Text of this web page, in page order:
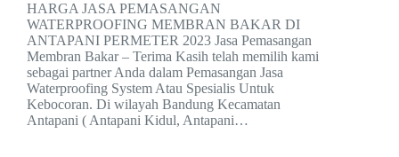
HARGA JASA PEMASANGAN
WATERPROOFING MEMBRAN BAKAR DI
ANTAPANI PERMETER 2023 Jasa Pemasangan
Membran Bakar – Terima Kasih telah memilih kami
sebagai partner Anda dalam Pemasangan Jasa
Waterproofing System Atau Spesialis Untuk
Kebocoran. Di wilayah Bandung Kecamatan
Antapani ( Antapani Kidul, Antapani…